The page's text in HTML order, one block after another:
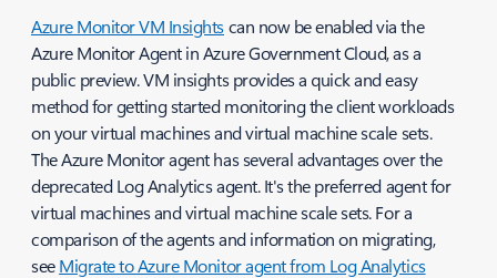
Azure Monitor VM Insightscan now be enabled via the
Azure Monitor Agent in Azure Government Cloud, as a
public preview. VM insights provides a quick and easy
method for getting started monitoring the client workloads
on your virtual machines and virtual machine scale sets.
The Azure Monitor agent has several advantages over the
deprecated Log Analytics agent. It's the preferred agent for
virtual machines and virtual machine scale sets. For a
comparison of the agents and information on migrating,
seeMigrate to Azure Monitor agent from Log Analytics